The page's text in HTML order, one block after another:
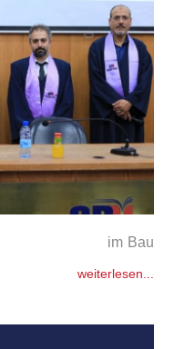
im Bau
weiterlesen...